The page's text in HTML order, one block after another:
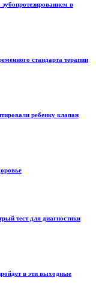
в
стандарта терапии
ребенку клапан
тест для диагностики
в эти выходные